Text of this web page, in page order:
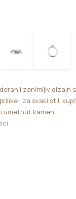
i zanimljiv dizajn
i za svaki stil,
umetnut kamen.